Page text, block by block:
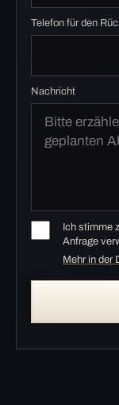
Telefon für den
Nachricht
Ich stimme
Anfrage
Mehr in der